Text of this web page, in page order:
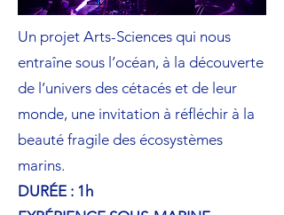
Un projet Arts-Sciences qui nous
entraîne sous l’océan, à la découverte
de l’univers des cétacés et de leur
monde, une invitation à réfléchir à la
beauté fragile des écosystèmes
marins.
DURÉE : 1h